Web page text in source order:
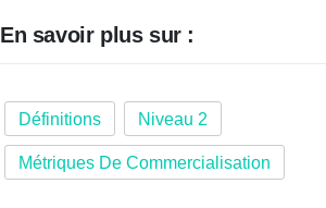
En savoir plus sur :
Définitions Niveau 2
Métriques De Commercialisation